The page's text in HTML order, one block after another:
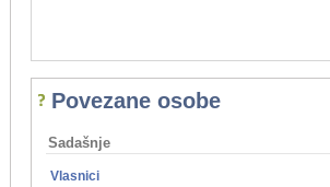
Povezane osobe
Sadašnje
Vlasnici